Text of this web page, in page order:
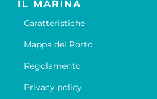
IL MARINA
Caratteristiche
Mappa del Porto
Regolamento
Privacy policy